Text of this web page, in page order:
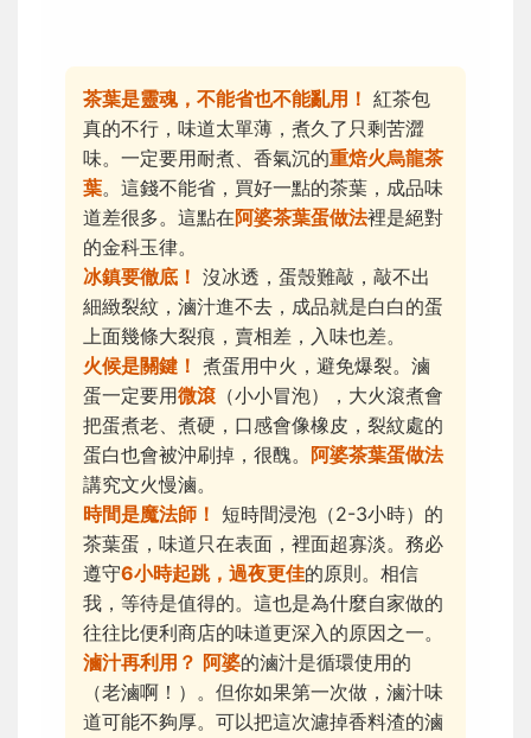
茶葉是靈魂，不能省也不能亂用！ 紅茶包
真的不行，味道太單薄，煮久了只剩苦澀
味。一定要用耐煮、香氣沉的重焙火烏龍茶
葉。這錢不能省，買好一點的茶葉，成品味
道差很多。這點在阿婆茶葉蛋做法裡是絕對
的金科玉律。
冰鎮要徹底！ 沒冰透，蛋殼難敲，敲不出
細緻裂紋，滷汁進不去，成品就是白白的蛋
上面幾條大裂痕，賣相差，入味也差。
火候是關鍵！ 煮蛋用中火，避免爆裂。滷
蛋一定要用微滾 （小小冒泡），大火滾煮會
把蛋煮老、煮硬，口感會像橡皮，裂紋處的
蛋白也會被沖刷掉，很醜。 阿婆茶葉蛋做法
講究文火慢滷。
時間是魔法師！ 短時間浸泡（2-3小時）的
茶葉蛋，味道只在表面，裡面超寡淡。務必
遵守6小時起跳，過夜更佳的原則。相信
我，等待是值得的。這也是為什麼自家做的
往往比便利商店的味道更深入的原因之一。
滷汁再利用？ 阿婆的滷汁是循環使用的
（老滷啊！）。但你如果第一次做，滷汁味
道可能不夠厚。可以把這次濾掉香料渣的滷